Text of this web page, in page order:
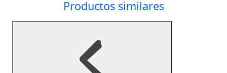
Productos similares